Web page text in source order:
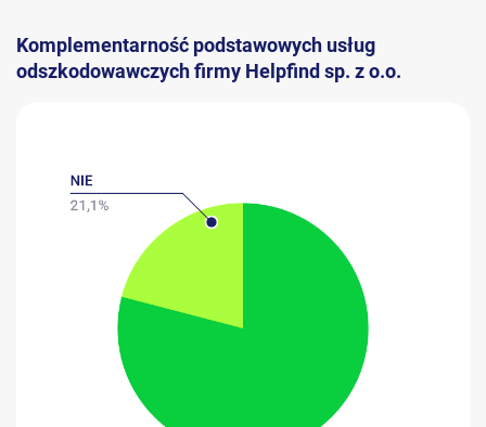
Komplementarność podstawowych usług
odszkodowawczych firmy Helpfind sp. z o.o.